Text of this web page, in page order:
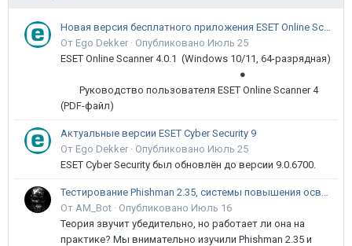
Новая версия бесплатного приложения ESET Online Scanner доступна пользователям
От Ego Dekker · Опубликовано Июль 25
ESET Online Scanner 4.0.1 (Windows 10/11, 64-разрядная)
●
Руководство пользователя ESET Online Scanner 4
(PDF-файл)
Актуальные версии ESET Cyber Security 9
От Ego Dekker · Опубликовано Июль 25
ESET Cyber Security был обновлён до версии 9.0.6700.
Тестирование Phishman 2.35, системы повышения осведомлённости пользователей в сфере ИБ
От AM_Bot · Опубликовано Июль 16
Теория звучит убедительно, но работает ли она на
практике? Мы внимательно изучили Phishman 2.35 и